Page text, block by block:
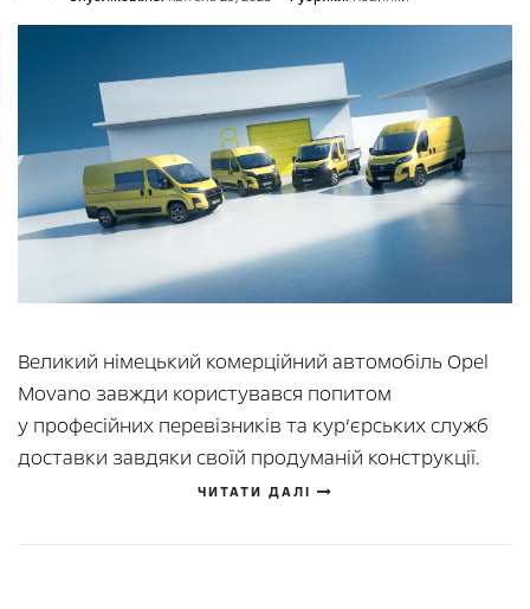
Великий німецький комерційний автомобіль Opel
Movano завжди користувався попитом
у професійних перевізників та кур’єрських служб
доставки завдяки своїй продуманій конструкції.
ЧИТАТИ ДАЛІ